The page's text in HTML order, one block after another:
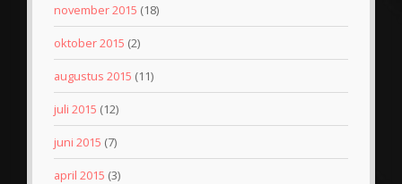
november 2015 (18)
oktober 2015 (2)
augustus 2015 (11)
juli 2015 (12)
juni 2015 (7)
april 2015 (3)